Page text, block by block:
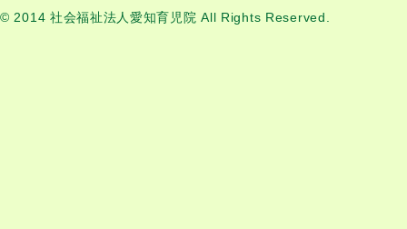
© 2014 社会福祉法人愛知育児院 All Rights Reserved.